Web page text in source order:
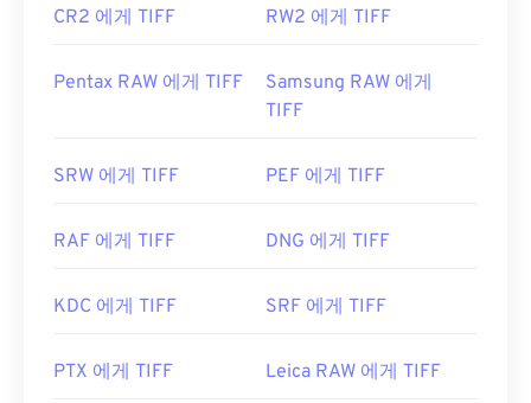
CR2 에게 TIFF RW2 에게 TIFF
Pentax RAW 에게 TIFF
Samsung RAW 에게
TIFF
SRW 에게 TIFF PEF 에게 TIFF
RAF 에게 TIFF DNG 에게 TIFF
KDC 에게 TIFF SRF 에게 TIFF
PTX 에게 TIFF Leica RAW 에게 TIFF